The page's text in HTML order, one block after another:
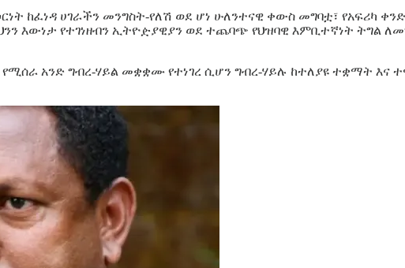
ከፈነዳ ሀገራችን መንግስት-የለሽ ወደ ሆነ ሁለንተናዊ ቀውስ መግባቷ፣ የአፍሪካ
እውነታ የተገነዘብን ኢትዮዽያዊያን ወደ ተጨባጭ የህዝባዊ እምቢተኛነት ትግል
አንድ ግብረ-ሃይል መቋቋሙ የተነገረ ሲሆን ግብረ-ሃይሉ ከተለያዩ ተቋማት እና